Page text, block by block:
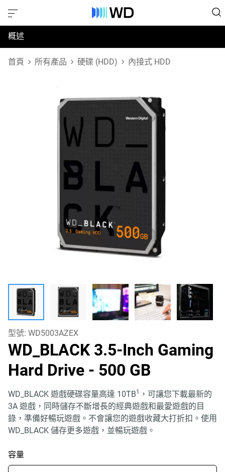
概述
規格
首頁 所有產品 硬碟 (HDD) 內接式 HDD
型號: WD5003AZEX
WD_BLACK 3.5-Inch Gaming
Hard Drive - 500 GB
WD_BLACK 遊戲硬碟容量高達 10TB1
，可讓您下載最新的
3A 遊戲，同時儲存不斷增長的經典遊戲和最愛遊戲的目
錄，準備好暢玩遊戲。不會讓您的遊戲收藏大打折扣。使用
WD_BLACK 儲存更多遊戲，並暢玩遊戲。
容量